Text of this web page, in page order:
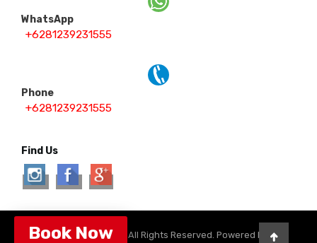
Book Now
WhatsApp
+6281239231555
Phone
+6281239231555
Find Us
©2026 Copyright. All Rights Reserved. Powered by